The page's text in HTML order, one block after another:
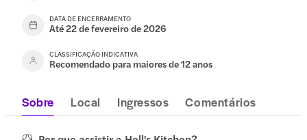
DATA DE ENCERRAMENTO
Até 22 de fevereiro de 2026
CLASSIFICAÇÃO INDICATIVA
Recomendado para maiores de 12 anos
Sobre Local Ingressos Comentários